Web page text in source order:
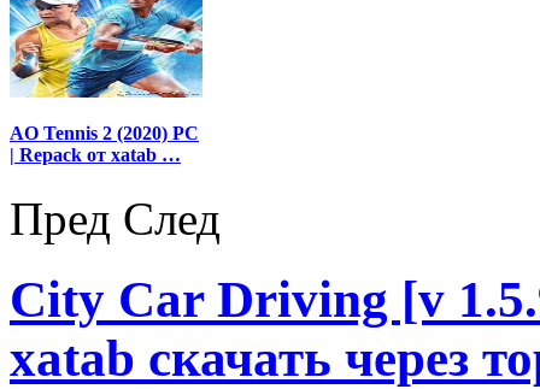
AO Tennis 2 (2020) PC
| Repack от xatab …
Пред След
City Car Driving [v
xatab скачать через